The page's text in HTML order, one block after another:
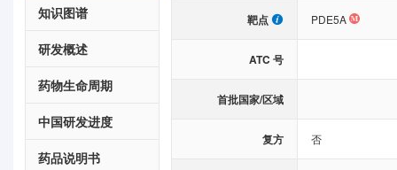
知识图谱
研发概述
药物生命周期
中国研发进度
药品说明书
靶点 PDE5A
ATC 号
首批国家/区域
复方 否